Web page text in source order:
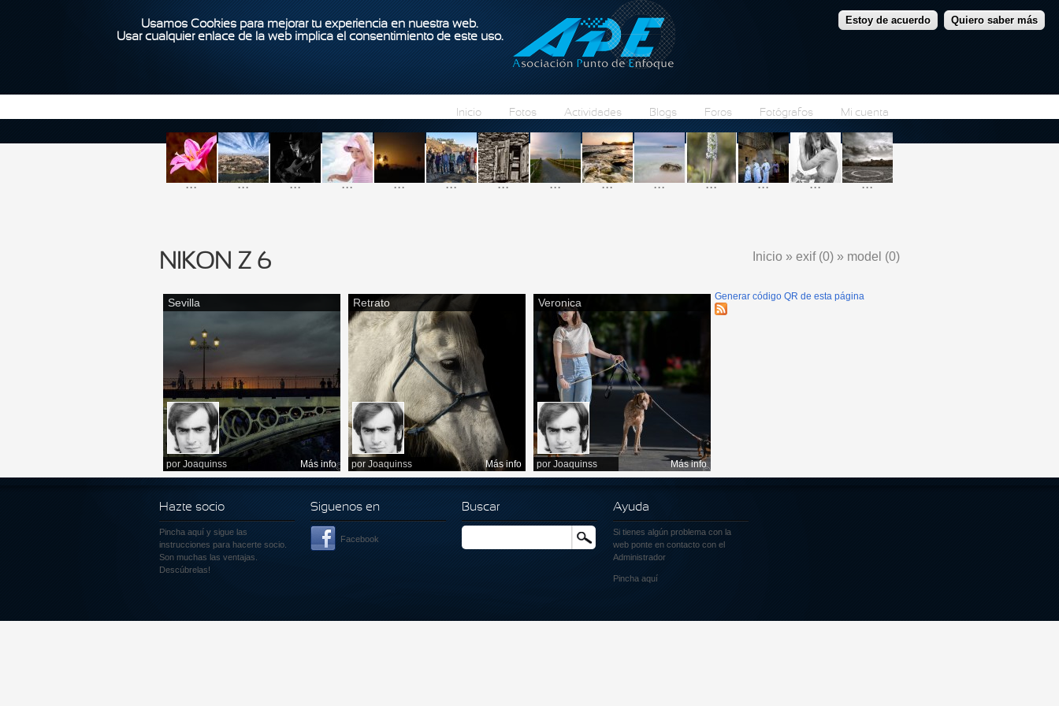
Usamos Cookies para mejorar tu experiencia en nuestra web.
Usar cualquier enlace de la web implica el consentimiento de este uso.
Estoy de acuerdo Quiero saber más
Pasar al contenido principal
Inicio Fotos Actividades Blogs Foros Fotógrafos Mi cuenta
... ... ... ... ... ... ... ... ... ... ... ... ... ...
Inicio » exif (0) » model (0)
NIKON Z 6
Sevilla
por Joaquinss Más info
Retrato
por Joaquinss Más info
Veronica
por Joaquinss Más info
Generar código QR de esta página
Hazte socio
Pincha aquí y sigue las
instrucciones para hacerte socio.
Son muchas las ventajas.
Descúbrelas!
Siguenos en
Facebook
Buscar
Buscar
Ayuda
Si tienes algún problema con la
web ponte en contacto con el
Administrador
Pincha aquí